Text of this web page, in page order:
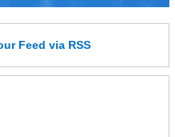
Feed via RSS